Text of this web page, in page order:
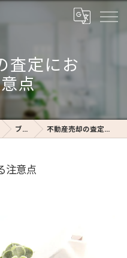
査定にお
点
ブログ 不動産売却の査定における注意点
注意点